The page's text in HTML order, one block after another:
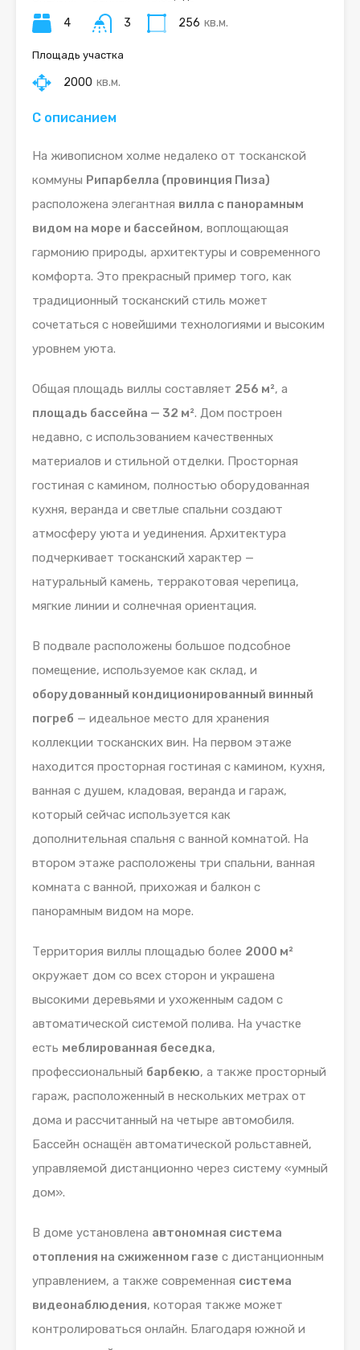
4 3 256 кв.м.
Площадь участка
2000 кв.м.
С описанием
На живописном холме недалеко от тосканской
коммуны Рипарбелла (провинция Пиза)
расположена элегантная вилла с панорамным
видом на море и бассейном, воплощающая
гармонию природы, архитектуры и современного
комфорта. Это прекрасный пример того, как
традиционный тосканский стиль может
сочетаться с новейшими технологиями и высоким
уровнем уюта.
Общая площадь виллы составляет 256 м², а
площадь бассейна — 32 м². Дом построен
недавно, с использованием качественных
материалов и стильной отделки. Просторная
гостиная с камином, полностью оборудованная
кухня, веранда и светлые спальни создают
атмосферу уюта и уединения. Архитектура
подчеркивает тосканский характер —
натуральный камень, терракотовая черепица,
мягкие линии и солнечная ориентация.
В подвале расположены большое подсобное
помещение, используемое как склад, и
оборудованный кондиционированный винный
погреб — идеальное место для хранения
коллекции тосканских вин. На первом этаже
находится просторная гостиная с камином, кухня,
ванная с душем, кладовая, веранда и гараж,
который сейчас используется как
дополнительная спальня с ванной комнатой. На
втором этаже расположены три спальни, ванная
комната с ванной, прихожая и балкон с
панорамным видом на море.
Территория виллы площадью более 2000 м²
окружает дом со всех сторон и украшена
высокими деревьями и ухоженным садом с
автоматической системой полива. На участке
есть меблированная беседка,
профессиональный барбекю, а также просторный
гараж, расположенный в нескольких метрах от
дома и рассчитанный на четыре автомобиля.
Бассейн оснащён автоматической рольставней,
управляемой дистанционно через систему «умный
дом».
В доме установлена автономная система
отопления на сжиженном газе с дистанционным
управлением, а также современная система
видеонаблюдения, которая также может
контролироваться онлайн. Благодаря южной и